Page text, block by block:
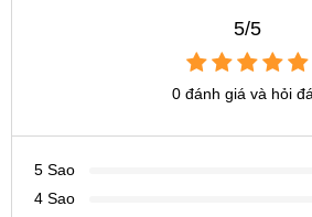
5/5
0 đánh giá và hỏi
5 Sao
4 Sao